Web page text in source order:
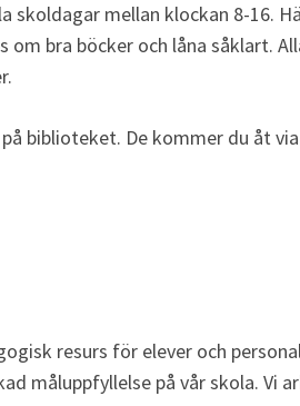
skoldagar mellan klockan 8-16.
om bra böcker och låna såklart.
biblioteket. De kommer du åt
webbplats.
resurs för elever och
måluppfyllelse på vår skola.